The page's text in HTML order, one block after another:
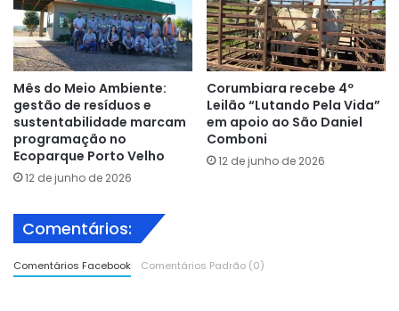
Mês do Meio Ambiente:
gestão de resíduos e
sustentabilidade marcam
programação no
Ecoparque Porto Velho
12 de junho de 2026
Corumbiara recebe 4º
Leilão “Lutando Pela Vida”
em apoio ao São Daniel
Comboni
12 de junho de 2026
Comentários:
Comentários Facebook Comentários Padrão (0)